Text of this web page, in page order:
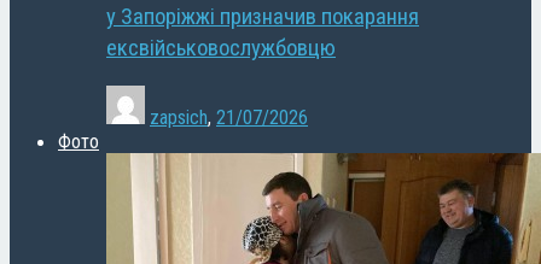
у Запоріжжі призначив покарання
ексвійськовослужбовцю
zapsich, 21/07/2026
Фото